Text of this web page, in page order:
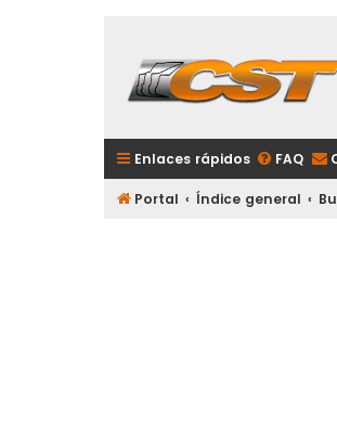
Enlaces rápidos FAQ
Portal Índice general